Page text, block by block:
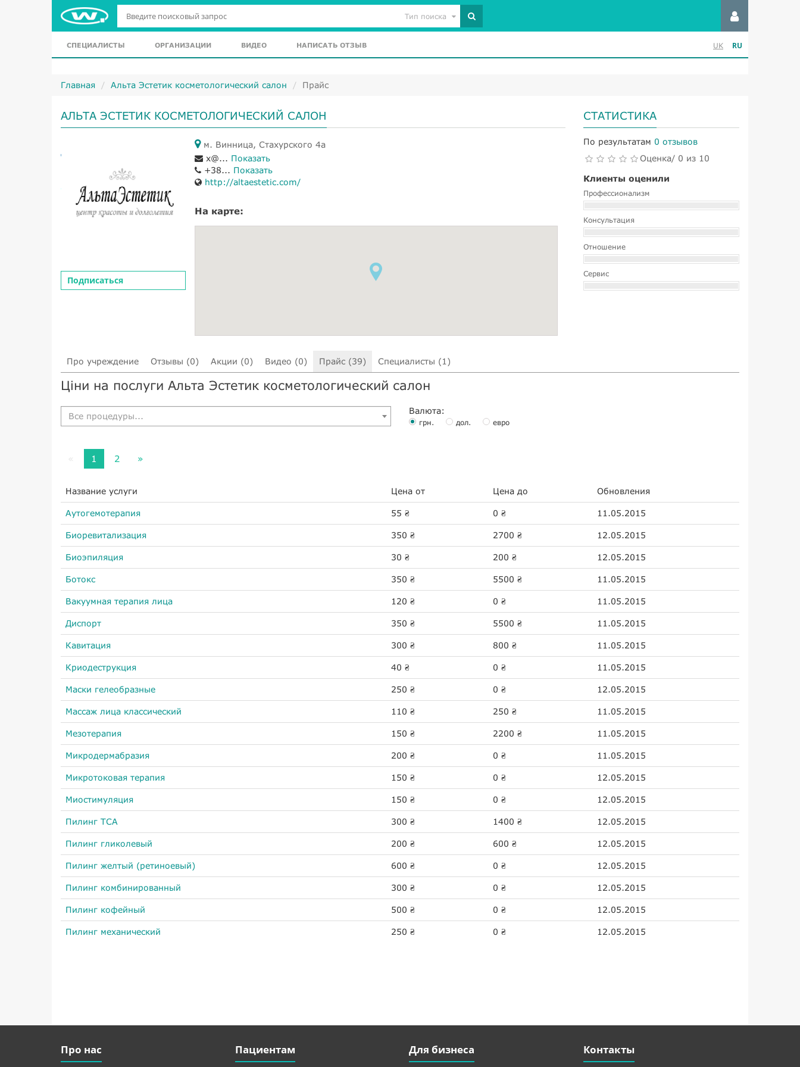
Тип поиска
СПЕЦИАЛИСТЫ ОРГАНИЗАЦИИ ВИДЕО НАПИСАТЬ ОТЗЫВ UK RU
Главная Альта Эстетик косметологический салон Прайс
АЛЬТА ЭСТЕТИК КОСМЕТОЛОГИЧЕСКИЙ САЛОН
Подписаться
м. Винница, Стахурского 4а
x@... Показать
+38... Показать
http://altaestetic.com/
На карте:
СТАТИСТИКА
По результатам 0 отзывов
Оценка/ 0 из 10
Клиенты оценили
Профессионализм
Консультация
Отношение
Сервис
Про учреждение Отзывы (0) Акции (0) Видео (0) Прайс (39) Специалисты (1)
Ціни на послуги Альта Эстетик косметологический салон
Все процедуры...
Валюта:
грн. дол. евро
1 2 »
Название услуги Цена от Цена до Обновления
Аутогемотерапия 55 ₴ 0 ₴ 11.05.2015
Биоревитализация 350 ₴ 2700 ₴ 12.05.2015
Биоэпиляция 30 ₴ 200 ₴ 12.05.2015
Ботокс 350 ₴ 5500 ₴ 11.05.2015
Вакуумная терапия лица 120 ₴ 0 ₴ 11.05.2015
Диспорт 350 ₴ 5500 ₴ 11.05.2015
Кавитация 300 ₴ 800 ₴ 11.05.2015
Криодеструкция 40 ₴ 0 ₴ 11.05.2015
Маски гелеобразные 250 ₴ 0 ₴ 12.05.2015
Массаж лица классический 110 ₴ 250 ₴ 11.05.2015
Мезотерапия 150 ₴ 2200 ₴ 11.05.2015
Микродермабразия 200 ₴ 0 ₴ 11.05.2015
Микротоковая терапия 150 ₴ 0 ₴ 12.05.2015
Миостимуляция 150 ₴ 0 ₴ 12.05.2015
Пилинг TCA 300 ₴ 1400 ₴ 12.05.2015
Пилинг гликолевый 200 ₴ 600 ₴ 12.05.2015
Пилинг желтый (ретиноевый) 600 ₴ 0 ₴ 12.05.2015
Пилинг комбинированный 300 ₴ 0 ₴ 12.05.2015
Пилинг кофейный 500 ₴ 0 ₴ 12.05.2015
Пилинг механический 250 ₴ 0 ₴ 12.05.2015
Про нас Пациентам Для бизнеса Контакты